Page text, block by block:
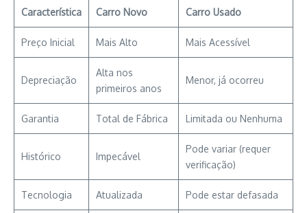
Característica Carro Novo Carro Usado
Preço Inicial Mais Alto Mais Acessível
Depreciação
Alta nos
primeiros anos
Menor, já ocorreu
Garantia Total de Fábrica Limitada ou Nenhuma
Histórico Impecável
Pode variar (requer
verificação)
Tecnologia Atualizada Pode estar defasada